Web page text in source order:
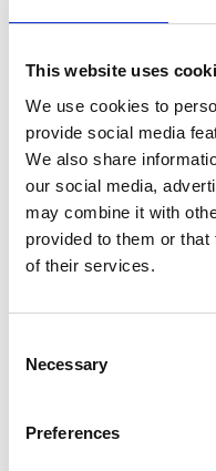
This website uses
We use cookies to
provide social media
We also share
our social media,
may combine it with
provided to them or
of their services.
Selection
Necessary
Preferences
Plateau